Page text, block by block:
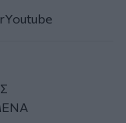
Youtube